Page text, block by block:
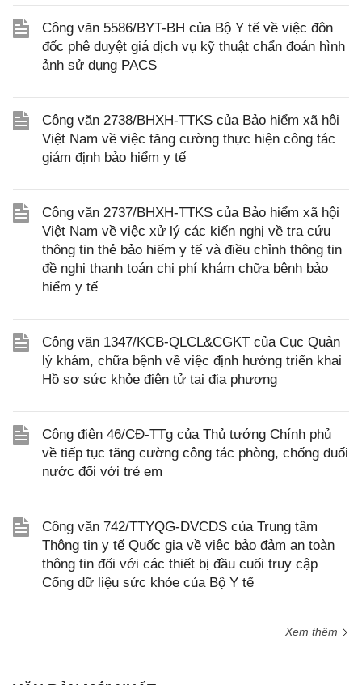
Công văn 5586/BYT-BH của Bộ Y tế về việc đôn
đốc phê duyệt giá dịch vụ kỹ thuật chẩn đoán hình
ảnh sử dụng PACS
Công văn 2738/BHXH-TTKS của Bảo hiểm xã hội
Việt Nam về việc tăng cường thực hiện công tác
giám định bảo hiểm y tế
Công văn 2737/BHXH-TTKS của Bảo hiểm xã hội
Việt Nam về việc xử lý các kiến nghị về tra cứu
thông tin thẻ bảo hiểm y tế và điều chỉnh thông tin
đề nghị thanh toán chi phí khám chữa bệnh bảo
hiểm y tế
Công văn 1347/KCB-QLCL&CGKT của Cục Quản
lý khám, chữa bệnh về việc định hướng triển khai
Hồ sơ sức khỏe điện tử tại địa phương
Công điện 46/CĐ-TTg của Thủ tướng Chính phủ
về tiếp tục tăng cường công tác phòng, chống đuối
nước đối với trẻ em
Công văn 742/TTYQG-DVCDS của Trung tâm
Thông tin y tế Quốc gia về việc bảo đảm an toàn
thông tin đối với các thiết bị đầu cuối truy cập
Cổng dữ liệu sức khỏe của Bộ Y tế
Xem thêm